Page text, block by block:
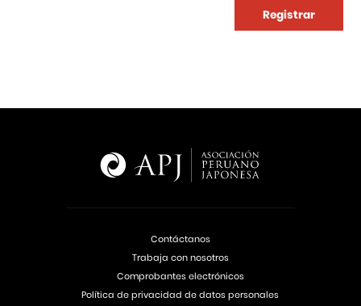
Registrar
Contáctanos
Trabaja con nosotros
Comprobantes electrónicos
Política de privacidad de datos personales